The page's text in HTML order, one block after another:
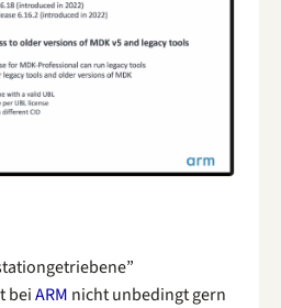
beiARM nicht unbedingt gern